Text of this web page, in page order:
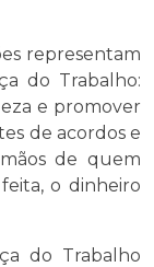
representam
do Trabalho:
e promover
de acordos e
de quem
o dinheiro
do Trabalho